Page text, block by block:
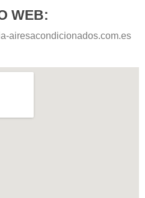
WEB:
airesacondicionados.com.es